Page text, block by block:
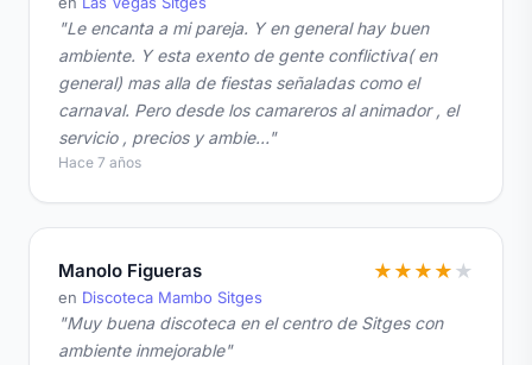
"Le encanta a mi pareja. Y en general hay buen
ambiente. Y esta exento de gente conflictiva( en
general) mas alla de fiestas señaladas como el
carnaval. Pero desde los camareros al animador , el
servicio , precios y ambie…"
Hace 7 años
Manolo Figueras
en Discoteca Mambo Sitges
★ ★ ★ ★ ★
"Muy buena discoteca en el centro de Sitges con
ambiente inmejorable"